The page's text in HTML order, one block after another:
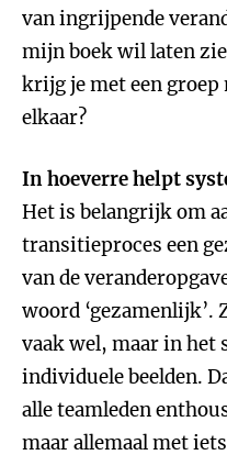
van ingrijpende
mijn boek wil laten
krijg je met een
elkaar?
In hoeverre helpt
Het is belangrijk om
transitieproces een
van de
woord ‘gezamenlijk’.
vaak wel, maar in het
individuele beelden.
alle teamleden
maar allemaal met